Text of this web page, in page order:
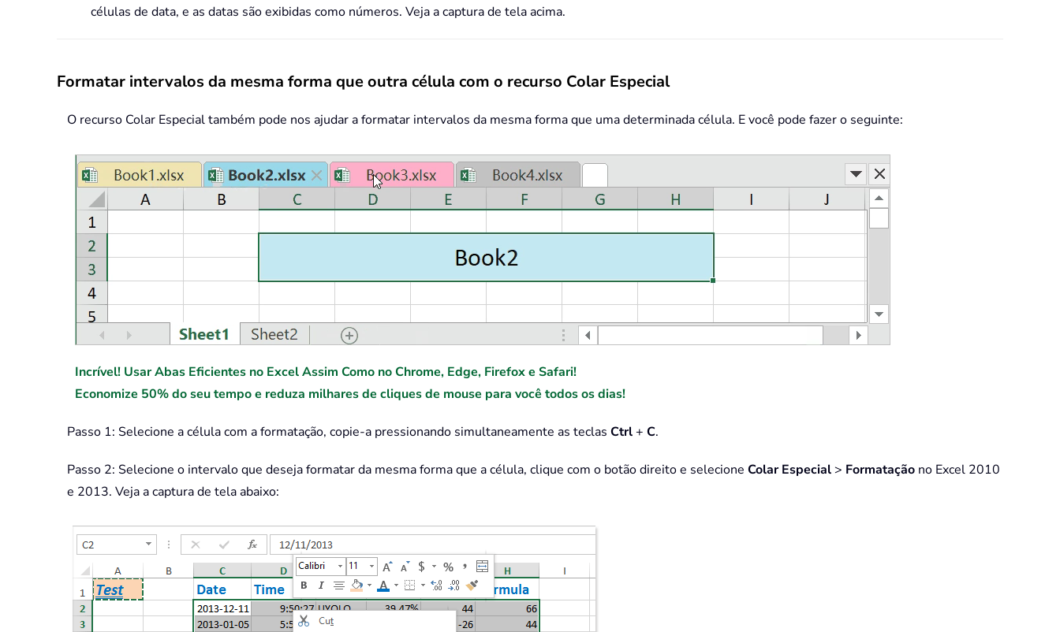
células de data, e as datas são exibidas como números. Veja a captura de tela acima.
Formatar intervalos da mesma forma que outra célula com o recurso Colar Especial
O recurso Colar Especial também pode nos ajudar a formatar intervalos da mesma forma que uma determinada célula. E você pode fazer o seguinte:
Incrível! Usar Abas Eficientes no Excel Assim Como no Chrome, Edge, Firefox e Safari!
Economize 50% do seu tempo e reduza milhares de cliques de mouse para você todos os dias!
Passo 1: Selecione a célula com a formatação, copie-a pressionando simultaneamente as teclas Ctrl+ C.
Passo 2: Selecione o intervalo que deseja formatar da mesma forma que a célula, clique com o botão direito e selecione Colar Especial > Formatação no Excel 2010
e 2013. Veja a captura de tela abaixo: